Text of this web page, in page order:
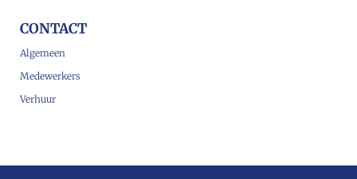
CONTACT
Algemeen
Medewerkers
Verhuur